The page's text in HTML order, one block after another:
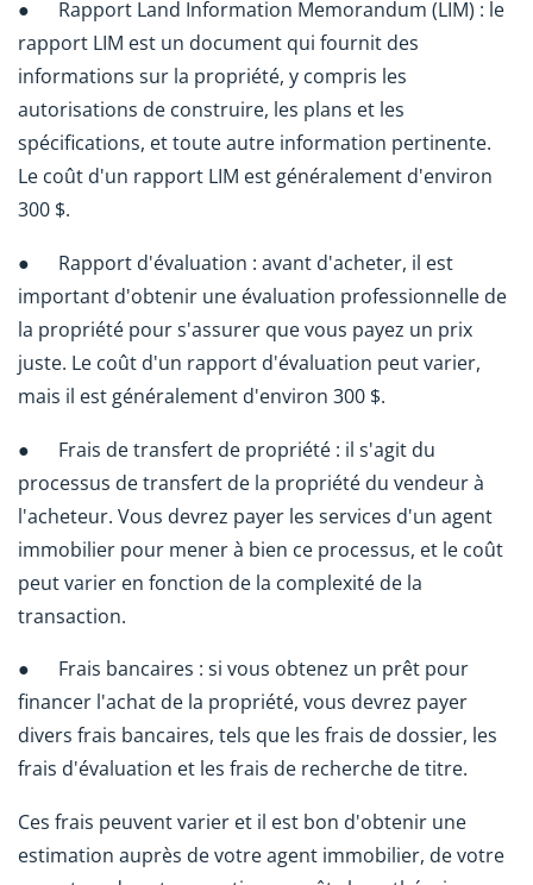
● Rapport Land Information Memorandum (LIM) : le
rapport LIM est un document qui fournit des
informations sur la propriété, y compris les
autorisations de construire, les plans et les
spécifications, et toute autre information pertinente.
Le coût d'un rapport LIM est généralement d'environ
300 $.
● Rapport d'évaluation : avant d'acheter, il est
important d'obtenir une évaluation professionnelle de
la propriété pour s'assurer que vous payez un prix
juste. Le coût d'un rapport d'évaluation peut varier,
mais il est généralement d'environ 300 $.
● Frais de transfert de propriété : il s'agit du
processus de transfert de la propriété du vendeur à
l'acheteur. Vous devrez payer les services d'un agent
immobilier pour mener à bien ce processus, et le coût
peut varier en fonction de la complexité de la
transaction.
● Frais bancaires : si vous obtenez un prêt pour
financer l'achat de la propriété, vous devrez payer
divers frais bancaires, tels que les frais de dossier, les
frais d'évaluation et les frais de recherche de titre.
Ces frais peuvent varier et il est bon d'obtenir une
estimation auprès de votre agent immobilier, de votre